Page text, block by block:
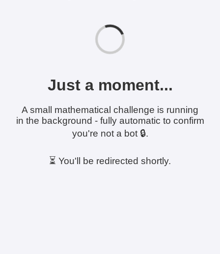
Just a moment...
A small mathematical challenge is running
in the background - fully automatic to confirm
you're not a bot 🔒.
⏳ You'll be redirected shortly.